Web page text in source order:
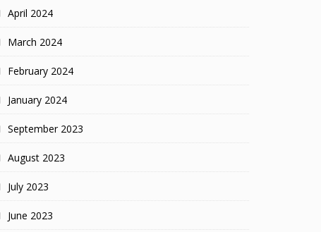
April 2024
March 2024
February 2024
January 2024
September 2023
August 2023
July 2023
June 2023